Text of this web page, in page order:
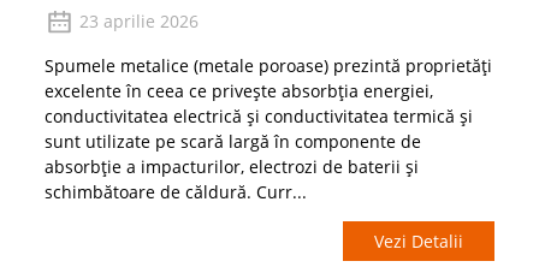
23 aprilie 2026
Spumele metalice (metale poroase) prezintă proprietăți
excelente în ceea ce privește absorbția energiei,
conductivitatea electrică și conductivitatea termică și
sunt utilizate pe scară largă în componente de
absorbție a impacturilor, electrozi de baterii și
schimbătoare de căldură. Curr...
Vezi Detalii